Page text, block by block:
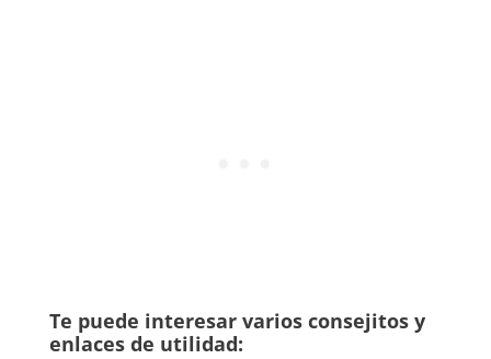
Te puede interesar varios consejitos y
enlaces de utilidad: